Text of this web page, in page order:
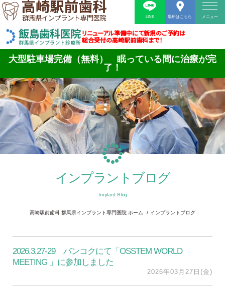
LINE 場所はこちら メニュー
リニューアル準備中にて新規のご予約は
総合受付の高崎駅前歯科まで！
大型駐車場完備（無料） 眠っている間に治療が完
了！
インプラントブログ
Implant Blog
高崎駅前歯科 群馬県インプラント専門医院 ホーム インプラントブログ
2026.3.27-29 バンコクにて「OSSTEM WORLD
MEETING 」に参加しました
2026年03月27日(金)